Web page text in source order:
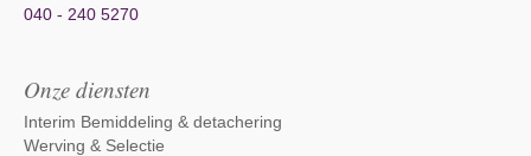
040 - 240 5270
Onze diensten
Interim Bemiddeling & detachering
Werving & Selectie